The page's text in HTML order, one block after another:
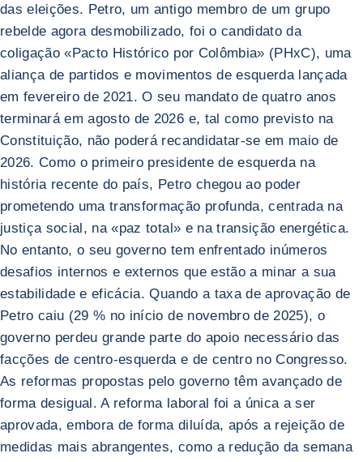
das eleições. Petro, um antigo membro de um grupo
rebelde agora desmobilizado, foi o candidato da
coligação «Pacto Histórico por Colômbia» (PHxC), uma
aliança de partidos e movimentos de esquerda lançada
em fevereiro de 2021. O seu mandato de quatro anos
terminará em agosto de 2026 e, tal como previsto na
Constituição, não poderá recandidatar-se em maio de
2026. Como o primeiro presidente de esquerda na
história recente do país, Petro chegou ao poder
prometendo uma transformação profunda, centrada na
justiça social, na «paz total» e na transição energética.
No entanto, o seu governo tem enfrentado inúmeros
desafios internos e externos que estão a minar a sua
estabilidade e eficácia. Quando a taxa de aprovação de
Petro caiu (29 % no início de novembro de 2025), o
governo perdeu grande parte do apoio necessário das
facções de centro-esquerda e de centro no Congresso.
As reformas propostas pelo governo têm avançado de
forma desigual. A reforma laboral foi a única a ser
aprovada, embora de forma diluída, após a rejeição de
medidas mais abrangentes, como a redução da semana